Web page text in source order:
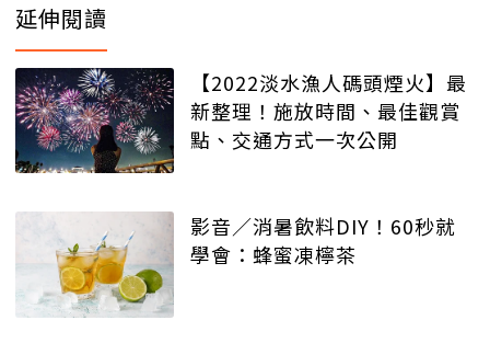
延伸閱讀
【2022淡水漁人碼頭煙火】最
新整理！施放時間、最佳觀賞
點、交通方式一次公開
影音／消暑飲料DIY！60秒就
學會：蜂蜜凍檸茶